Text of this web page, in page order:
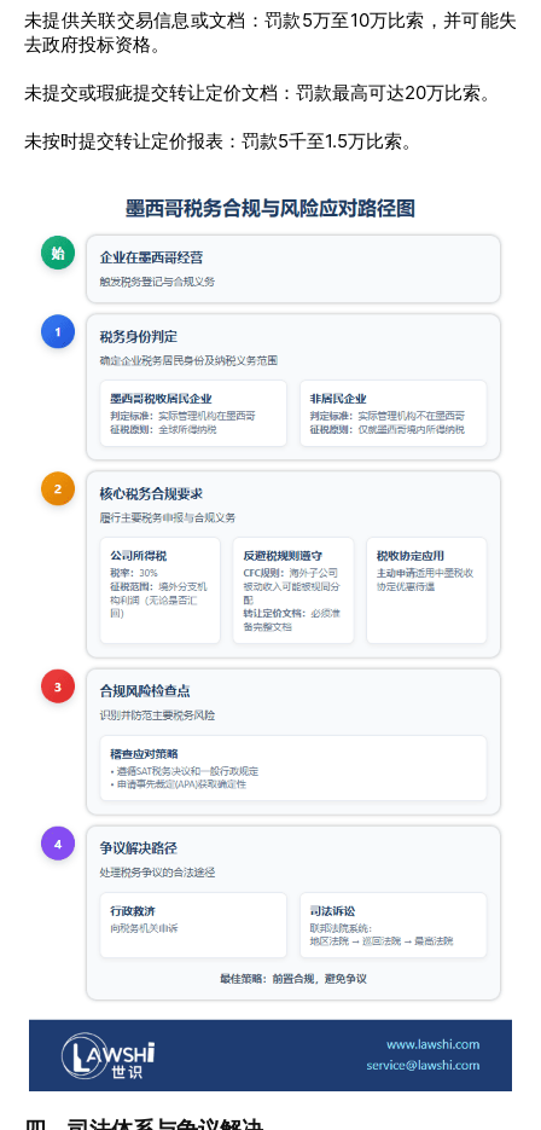
未提供关联交易信息或文档：罚款5万至10万比索，并可能失
去政府投标资格。
未提交或瑕疵提交转让定价文档：罚款最高可达20万比索。
未按时提交转让定价报表：罚款5千至1.5万比索。